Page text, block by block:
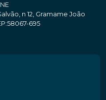
n 12, Gramame João
695